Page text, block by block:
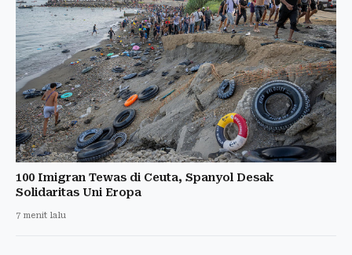
100 Imigran Tewas di Ceuta, Spanyol Desak
Solidaritas Uni Eropa
7 menit lalu